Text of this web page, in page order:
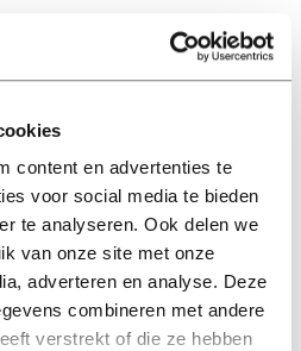
content en advertenties te
voor social media te bieden
te analyseren. Ook delen we
van onze site met onze
adverteren en analyse. Deze
combineren met andere
verstrekt of die ze hebben
EN
kijkje in de keuken van de
rechtswinkel van